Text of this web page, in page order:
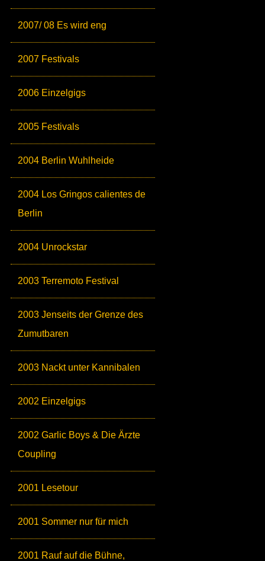
2007/ 08 Es wird eng
2007 Festivals
2006 Einzelgigs
2005 Festivals
2004 Berlin Wuhlheide
2004 Los Gringos calientes de
Berlin
2004 Unrockstar
2003 Terremoto Festival
2003 Jenseits der Grenze des
Zumutbaren
2003 Nackt unter Kannibalen
2002 Einzelgigs
2002 Garlic Boys & Die Ärzte
Coupling
2001 Lesetour
2001 Sommer nur für mich
2001 Rauf auf die Bühne,